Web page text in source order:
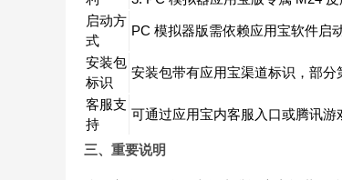
启动方
式
PC 模拟器版需依赖应用宝软件启
安装包
标识
安装包带有应用宝渠道标识，部
客服支
持
可通过应用宝内客服入口或腾讯游
三、重要说明